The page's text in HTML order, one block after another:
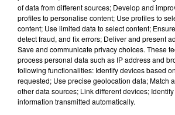
Lecture (1 min 14 sec)
100%
100% Radio l'agenda de l'Hérault
of data from different sources; Develop and
profiles to personalise content; Use profiles to
content; Use limited data to select content;
detect fraud, and fix errors; Deliver and present
Save and communicate privacy choices. These
process personal data such as IP address and
following functionalities: Identify devices based
requested; Use precise geolocation data; Match
other data sources; Link different devices;
information transmitted automatically.